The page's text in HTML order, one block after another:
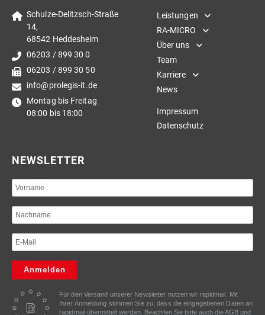
Schulze-Delitzsch-Straße
14,
68542 Heddesheim
06203 / 899 30 0
06203 / 899 30 50
info@prolegis-it.de
Montag bis Freitag
08:00 bis 18:00
Leistungen
RA-MICRO
Über uns
Team
Karriere
News
Impressum
Datenschutz
NEWSLETTER
Anmelden
Für den Versand unserer Newsletter nutzen wir rapidmail. Mit
Ihrer Anmeldung stimmen Sie zu, dass die eingegebenen Daten an
rapidmail übermittelt werden. Beachten Sie bitte auch dieAGBund